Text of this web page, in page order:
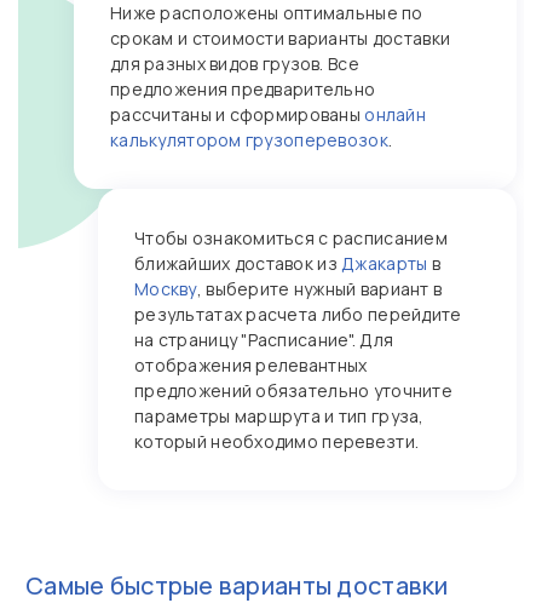
Ниже расположены оптимальные по
срокам и стоимости варианты доставки
для разных видов грузов. Все
предложения предварительно
рассчитаны и сформированы онлайн
калькулятором грузоперевозок.
Чтобы ознакомиться с расписанием
ближайших доставок изДжакарты в
Москву, выберите нужный вариант в
результатах расчета либо перейдите
на страницу "Расписание". Для
отображения релевантных
предложений обязательно уточните
параметры маршрута и тип груза,
который необходимо перевезти.
Самые быстрые варианты доставки